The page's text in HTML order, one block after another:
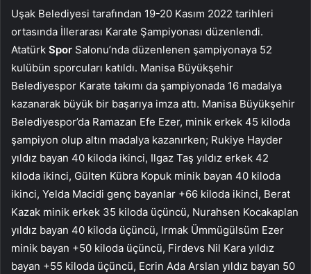
Uşak Belediyesi tarafından 19-20 Kasım 2022 tarihleri
ortasında İllerarası Karate Şampiyonası düzenlendi.
Atatürk Spor Salonu’nda düzenlenen şampiyonaya 52
kulübün sporcuları katıldı. Manisa Büyükşehir
Belediyespor Karate takımı da şampiyonada 16 madalya
kazanarak büyük bir başarıya imza attı. Manisa Büyükşehir
Belediyespor’da Ramazan Efe Ezer, minik erkek 45 kiloda
şampiyon olup altın madalya kazanırken; Rukiye Hayder
yıldız bayan 40 kiloda ikinci, Ilgaz Taş yıldız erkek 42
kiloda ikinci, Gülten Kübra Kopuk minik bayan 40 kiloda
ikinci, Yelda Macidi genç bayanlar +66 kiloda ikinci, Berat
Kazak minik erkek 35 kiloda üçüncü, Nurahsen Kocakaplan
yıldız bayan 40 kiloda üçüncü, Irmak Ümmügülsüm Ezer
minik bayan +50 kiloda üçüncü, Firdevs Nil Kara yıldız
bayan +55 kiloda üçüncü, Ecrin Ada Arslan yıldız bayan 50